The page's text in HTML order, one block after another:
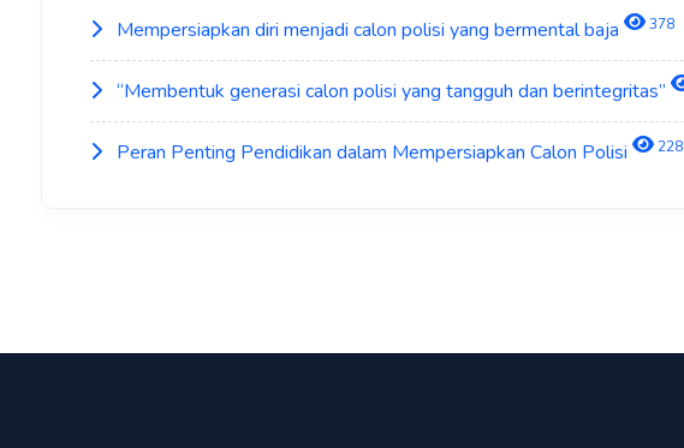
Mempersiapkan diri menjadi calon polisi yang bermental baja 378
“Membentuk generasi calon polisi yang tangguh dan berintegritas”
Peran Penting Pendidikan dalam Mempersiapkan Calon Polisi 228